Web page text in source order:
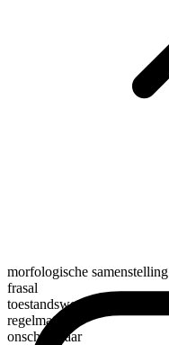
morfologische samenstelling
frasal
toestandswerkwoord
regelmatig
onscheidbaar